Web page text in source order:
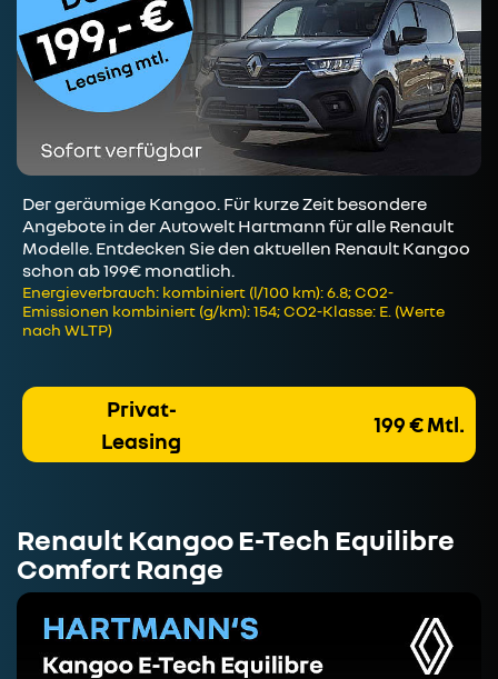
Der geräumige Kangoo. Für kurze Zeit besondere
Angebote in der Autowelt Hartmann für alle Renault
Modelle. Entdecken Sie den aktuellen Renault Kangoo
schon ab 199€ monatlich.
Energieverbrauch: kombiniert (l/100 km): 6.8; CO2-
Emissionen kombiniert (g/km): 154; CO2-Klasse: E. (Werte
nach WLTP)
Privat-
Leasing
199 € Mtl.
Renault Kangoo E-Tech Equilibre
Comfort Range